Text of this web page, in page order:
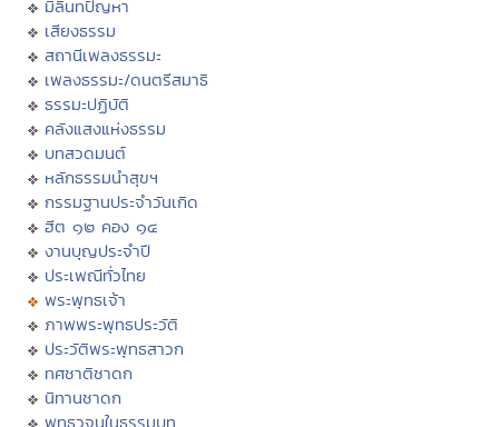
มิลินทปัญหา
เสียงธรรม
สถานีเพลงธรรมะ
เพลงธรรมะ/ดนตรีสมาธิ
ธรรมะปฏิบัติ
คลังแสงแห่งธรรม
บทสวดมนต์
หลักธรรมนำสุขฯ
กรรมฐานประจำวันเกิด
ฮีต ๑๒ คอง ๑๔
งานบุญประจำปี
ประเพณีทั่วไทย
พระพุทธเจ้า
ภาพพระพุทธประวัติ
ประวัติพระพุทธสาวก
ทศชาติชาดก
นิทานชาดก
พุทธวจนในธรรมบท